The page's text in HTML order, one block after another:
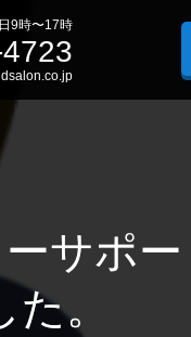
9時〜17時
サポ
。